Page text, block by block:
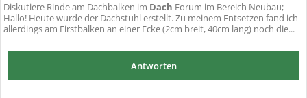
Diskutiere Rinde am Dachbalken im Dach Forum im Bereich Neubau;
Hallo! Heute wurde der Dachstuhl erstellt. Zu meinem Entsetzen fand ich
allerdings am Firstbalken an einer Ecke (2cm breit, 40cm lang) noch die...
Antworten